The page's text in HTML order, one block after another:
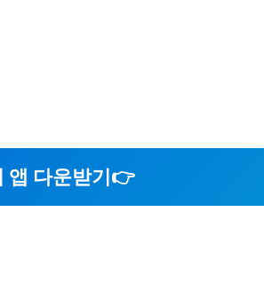
앱 다운받기👉